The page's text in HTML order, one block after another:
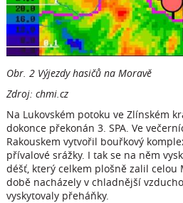
Obr. 2 Výjezdy hasičů na Moravě
Zdroj: chmi.cz
Na Lukovském potoku ve Zlínském
dokonce překonán 3. SPA. Ve
Rakouskem vytvořil bouřkový
přívalové srážky. I tak se na něm
déšť, který celkem plošně zalil celou
době nacházely v chladnější
vyskytovaly přeháňky.